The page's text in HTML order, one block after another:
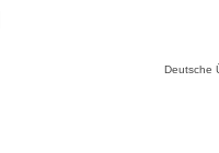
Deutsche